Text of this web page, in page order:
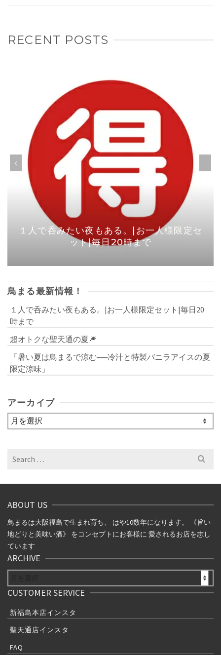
RECENT POSTS
１人で呑みたい夜もある。|お一人様限定セ
ット|毎日20時まで
鳥まる最新情報！
１人で呑みたい夜もある。|お一人様限定セット|毎日20
時まで
超オトクな聖天通の夏🎆
「暑い夏は鳥まるで涼む──冷汁と特製バニラアイスの夏
限定涼味」
アーカイブ
ア
ー
ブ
Search
ABOUT US
鳥まるは大阪福島で生まれ育ち、 はや10数年になります。 《旨い
地どりと美味い酒》 をコンセプトにお客様に 愛されるお店を志し
ています
ARCHIVE
CUSTOMER SERVICE
新福島本店インスタ
聖天通店インスタ
FAQ